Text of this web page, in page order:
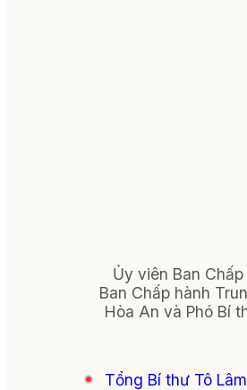
Ủy viên Ban
Ban Chấp hành
Hòa An và Phó Bí
Tổng Bí thư Tô